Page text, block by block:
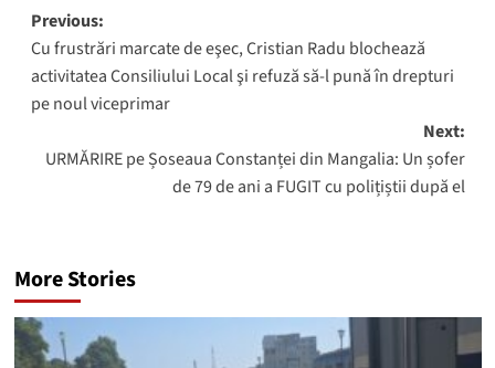
Post
navigation
Previous:
Cu frustrări marcate de eşec, Cristian Radu blochează
activitatea Consiliului Local şi refuză să-l pună în drepturi
pe noul viceprimar
Next:
URMĂRIRE pe Șoseaua Constanței din Mangalia: Un șofer
de 79 de ani a FUGIT cu polițiștii după el
More Stories